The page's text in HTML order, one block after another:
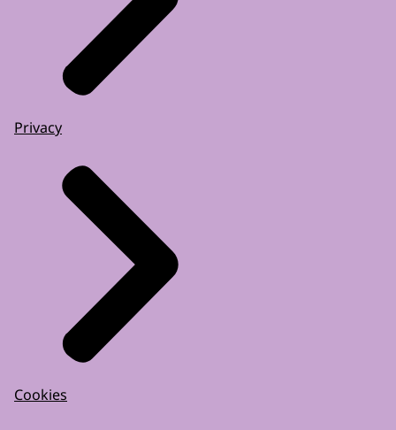
Privacy
Cookies